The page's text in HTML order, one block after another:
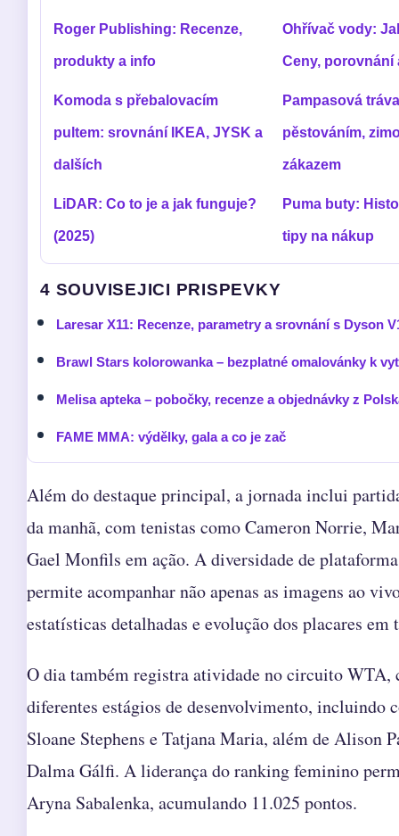
Roger Publishing: Recenze,
produkty a info
Ohřívač vody:
Ceny, porovnání
Komoda s přebalovacím
pultem: srovnání IKEA, JYSK a
dalších
Pampasová
pěstováním,
zákazem
LiDAR: Co to je a jak funguje?
(2025)
Puma buty:
tipy na nákup
4 SOUVISEJICI PRISPEVKY
Laresar X11: Recenze, parametry a srovnání s Dyson
Brawl Stars kolorowanka – bezplatné omalovánky k
Melisa apteka – pobočky, recenze a objednávky z
FAME MMA: výdělky, gala a co je zač
Além do destaque principal, a jornada inclui
da manhã, com tenistas como Cameron Norrie,
Gael Monfils em ação. A diversidade de
permite acompanhar não apenas as imagens ao
estatísticas detalhadas e evolução dos placares em
O dia também registra atividade no circuito WTA,
diferentes estágios de desenvolvimento, incluindo
Sloane Stephens e Tatjana Maria, além de Alison
Dalma Gálfi. A liderança do ranking feminino
Aryna Sabalenka, acumulando 11.025 pontos.